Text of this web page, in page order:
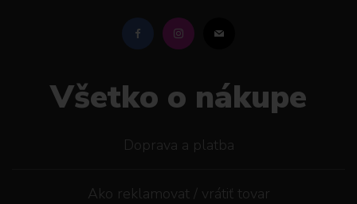
Všetko o nákupe
Doprava a platba
Ako reklamovat / vrátiť tovar